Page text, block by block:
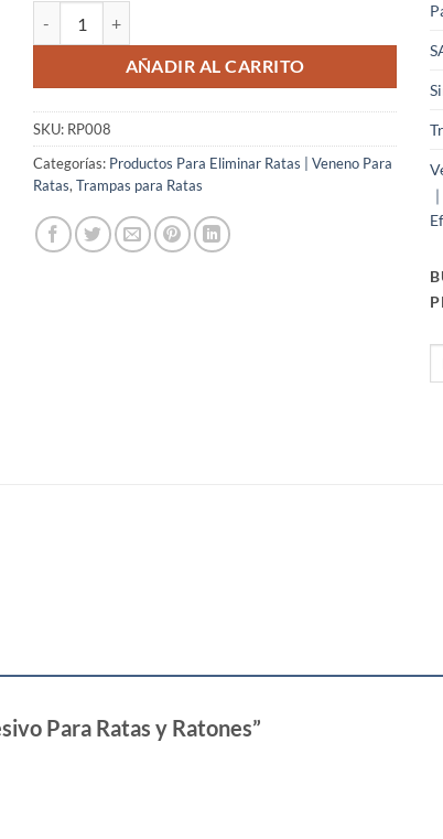
Trampas de Pegamento Adhesivo Para Ratas y Ratones
AÑADIR AL CARRITO
SKU: RP008
Categorías: Productos Para Eliminar Ratas | Veneno Para
Ratas, Trampas para Ratas
Para Ratas y Ratones”